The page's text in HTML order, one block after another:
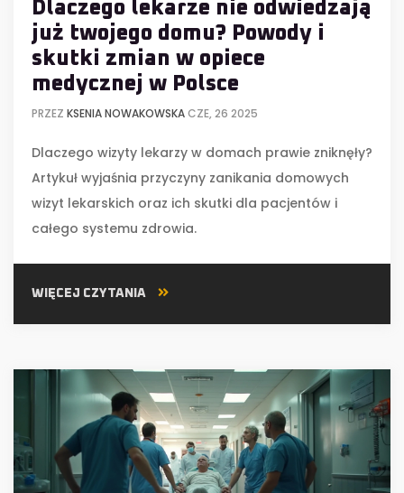
Dlaczego lekarze nie odwiedzają
już twojego domu? Powody i
skutki zmian w opiece
medycznej w Polsce
PRZEZ KSENIA NOWAKOWSKACZE, 26 2025
Dlaczego wizyty lekarzy w domach prawie zniknęły?
Artykuł wyjaśnia przyczyny zanikania domowych
wizyt lekarskich oraz ich skutki dla pacjentów i
całego systemu zdrowia.
WIĘCEJ CZYTANIA